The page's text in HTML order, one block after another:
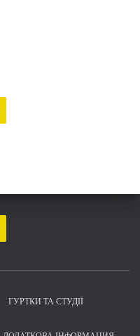
ГУРТКИ ТА СТУДІЇ